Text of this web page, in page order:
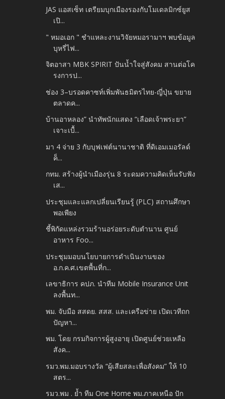
JAS แอสเซ็ท เตรียมบุกเมืองรองกับโมเดลมิกซ์ยูส
เปิ...
" หมอเอก " ชำแหละงานวิจัยหมอรามาฯ พบข้อมูล
บุหรี่ไฟ...
จิตอาสา MBK SPIRIT ปันน้ำใจสู่สังคม สานต่อโค
รงการป...
ช่อง 3–บรอดคาซท์เพิ่มพันธมิตรไทย-ญี่ปุ่น ขยาย
ตลาดค...
บ้านอาหลอง” นำทัพนักแสดง “เลือดเจ้าพระยา”
เจาะเบื้...
มา 4 จ่าย 3 กับบุฟเฟต์นานาชาติ ที่ดิเอมเมอรัลด์
ค็...
กทม. สร้างผู้นำเมืองรุ่น 8 ระดมความคิดเห็นรับฟัง
เส...
ประชุมและแลกเปลี่ยนเรียนรู้ (PLC) สถานศึกษา
พอเพียง
ชี้พิกัดแหล่งรวมร้านอร่อยระดับตำนาน ศูนย์
อาหาร Foo...
ประชุมมอบนโยบายการดำเนินงานของ
อ.ก.ค.ศ.เขตพื้นที่ก...
เลขาธิการ คปภ. นำทีม Mobile Insurance Unit
ลงพื้นท...
พม. จับมือ สสดย. สสส. และเครือข่าย เปิดเวทีถก
ปัญหา...
พม. โดย กรมกิจการผู้สูงอายุ เปิดศูนย์ช่วยเหลือ
สังค...
รมว.พม.มอบรางวัล “ผู้เสียสละเพื่อสังคม” ให้ 10
สตร...
รมว.พม . ย้ำ ทีม One Home พม.ภาคเหนือ ปัก